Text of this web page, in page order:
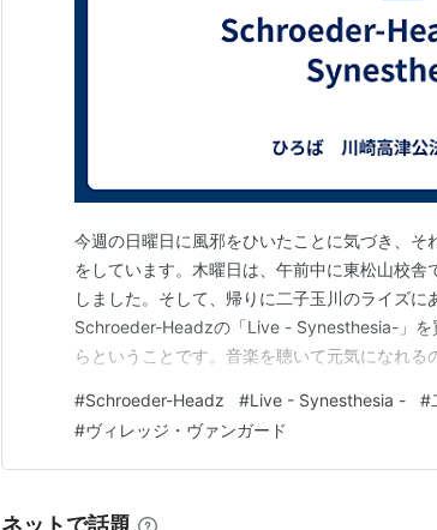
今週の日曜日に風邪をひいたことに気づき、
をしています。木曜日は、午前中に東松山校
しました。そして、帰りに二子玉川のライズ
Schroeder-Headzの「Live - Synesthesia-」を
らということです。音楽を聴いて元気になれる
言えば、やはり二子玉川で「Synesthesia」を
#Schroeder-Headz #Live - Synesthesia - #
#ヴィレッジ・ヴァンガード
ネットで話題